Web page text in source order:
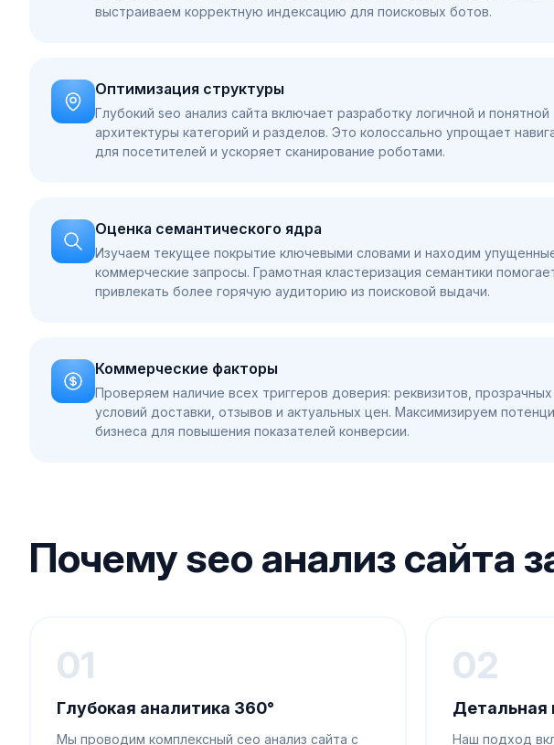
выстраиваем корректную индексацию для поисковых ботов.
Оптимизация структуры
Глубокий seo анализ сайта включает разработку логичной и понятной
архитектуры категорий и разделов. Это колоссально упрощает
для посетителей и ускоряет сканирование роботами.
Оценка семантического ядра
Изучаем текущее покрытие ключевыми словами и находим
коммерческие запросы. Грамотная кластеризация семантики
привлекать более горячую аудиторию из поисковой выдачи.
Коммерческие факторы
Проверяем наличие всех триггеров доверия: реквизитов, прозрачных
условий доставки, отзывов и актуальных цен. Максимизируем
бизнеса для повышения показателей конверсии.
Почему seo анализ сайта
01
Глубокая аналитика 360°
Мы проводим комплексный сео анализ сайта с
02
Детальная
Наш подход